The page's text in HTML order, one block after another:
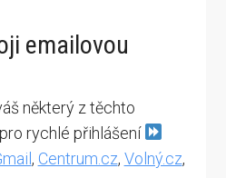
emailovou
některý z těchto
rychlé přihlášení
, Centrum.cz, Volný.cz,